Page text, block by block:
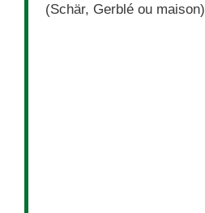
(Schär, Gerblé ou maison)